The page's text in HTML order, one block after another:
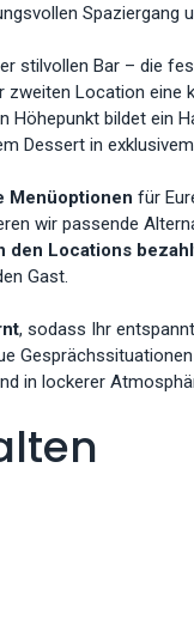
Spaziergang
stilvollen Bar – die
Location eine
Höhepunkt bildet ein
Dessert in
Menüoptionen für
wir passende
den Locations
Gast.
, sodass Ihr
in lockerer